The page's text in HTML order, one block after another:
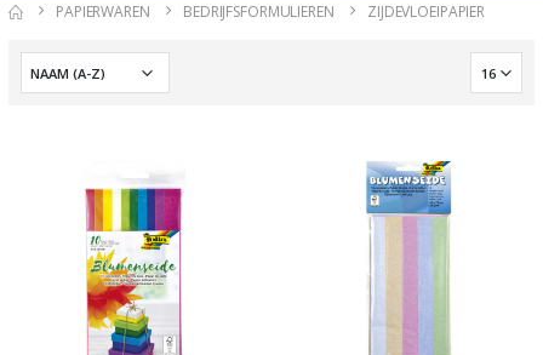
PAPIERWAREN BEDRIJFSFORMULIEREN ZIJDEVLOEIPAPIER